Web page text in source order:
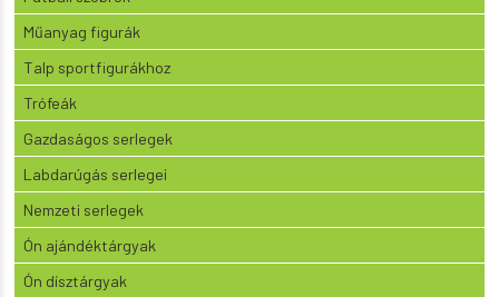
Műanyag figurák
Talp sportfigurákhoz
Trófeák
Gazdaságos serlegek
Labdarúgás serlegei
Nemzeti serlegek
Ón ajándéktárgyak
Ón dísztárgyak